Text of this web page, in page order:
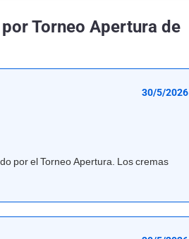
Torneo Apertura de
30/5/2026
por el Torneo Apertura. Los cremas